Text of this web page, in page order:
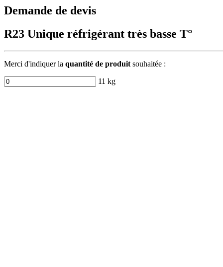
Demande de devis
R23 Unique réfrigérant très basse T°
Merci d'indiquer la quantité de produit souhaitée :
11 kg